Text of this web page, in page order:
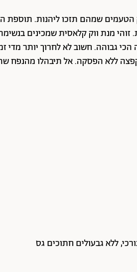
שמהם תזכו ליהנות. תוספת
מנת ווק קלאסית שמכינים
גבוהה. חשוב לא לחרוך יותר מדי
ללא הפסקה. אל תיבהלו מהנפח